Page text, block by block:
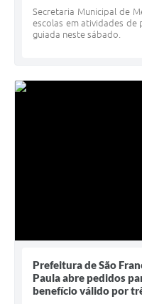
Secretaria Municipal de
escolas em atividades de
guiada neste sábado.
Prefeitura de São
Paula abre pedidos
benefício válido por